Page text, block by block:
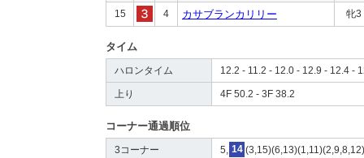
15 4 カサブランカリリー 牝3
タイム
ハロンタイム 12.2 - 11.2 - 12.0 - 12.9 - 12.4 -
上り 4F 50.2 - 3F 38.2
コーナー通過順位
3コーナー 5, 14